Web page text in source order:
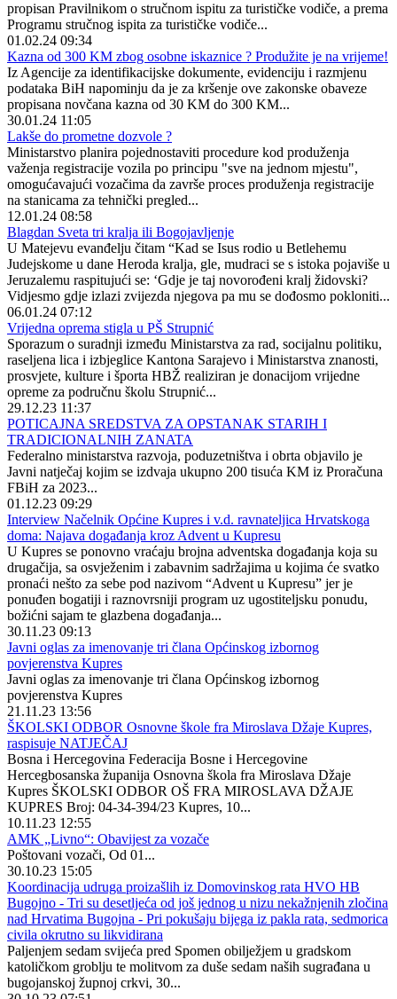
propisan Pravilnikom o stručnom ispitu za turističke vodiče, a prema
Programu stručnog ispita za turističke vodiče...
01.02.24 09:34
Kazna od 300 KM zbog osobne iskaznice ? Produžite je na vrijeme!
Iz Agencije za identifikacijske dokumente, evidenciju i razmjenu
podataka BiH napominju da je za kršenje ove zakonske obaveze
propisana novčana kazna od 30 KM do 300 KM...
30.01.24 11:05
Lakše do prometne dozvole ?
Ministarstvo planira pojednostaviti procedure kod produženja
važenja registracije vozila po principu "sve na jednom mjestu",
omogućavajući vozačima da završe proces produženja registracije
na stanicama za tehnički pregled...
12.01.24 08:58
Blagdan Sveta tri kralja ili Bogojavljenje
U Matejevu evanđelju čitam “Kad se Isus rodio u Betlehemu
Judejskome u dane Heroda kralja, gle, mudraci se s istoka pojaviše u
Jeruzalemu raspitujući se: ‘Gdje je taj novorođeni kralj židovski?
Vidjesmo gdje izlazi zvijezda njegova pa mu se dođosmo pokloniti...
06.01.24 07:12
Vrijedna oprema stigla u PŠ Strupnić
Sporazum o suradnji između Ministarstva za rad, socijalnu politiku,
raseljena lica i izbjeglice Kantona Sarajevo i Ministarstva znanosti,
prosvjete, kulture i športa HBŽ realiziran je donacijom vrijedne
opreme za područnu školu Strupnić...
29.12.23 11:37
POTICAJNA SREDSTVA ZA OPSTANAK STARIH I
TRADICIONALNIH ZANATA
Federalno ministarstva razvoja, poduzetništva i obrta objavilo je
Javni natječaj kojim se izdvaja ukupno 200 tisuća KM iz Proračuna
FBiH za 2023...
01.12.23 09:29
Interview Načelnik Općine Kupres i v.d. ravnateljica Hrvatskoga
doma: Najava događanja kroz Advent u Kupresu
U Kupres se ponovno vraćaju brojna adventska događanja koja su
drugačija, sa osvježenim i zabavnim sadržajima u kojima će svatko
pronaći nešto za sebe pod nazivom “Advent u Kupresu” jer je
ponuđen bogatiji i raznovrsniji program uz ugostiteljsku ponudu,
božićni sajam te glazbena događanja...
30.11.23 09:13
Javni oglas za imenovanje tri člana Općinskog izbornog
povjerenstva Kupres
Javni oglas za imenovanje tri člana Općinskog izbornog
povjerenstva Kupres
21.11.23 13:56
ŠKOLSKI ODBOR Osnovne škole fra Miroslava Džaje Kupres,
raspisuje NATJEČAJ
Bosna i Hercegovina Federacija Bosne i Hercegovine
Hercegbosanska županija Osnovna škola fra Miroslava Džaje
Kupres ŠKOLSKI ODBOR OŠ FRA MIROSLAVA DŽAJE
KUPRES Broj: 04-34-394/23 Kupres, 10...
10.11.23 12:55
AMK „Livno“: Obavijest za vozače
Poštovani vozači, Od 01...
30.10.23 15:05
Koordinacija udruga proizašlih iz Domovinskog rata HVO HB
Bugojno - Tri su desetljeća od još jednog u nizu nekažnjenih zločina
nad Hrvatima Bugojna - Pri pokušaju bijega iz pakla rata, sedmorica
civila okrutno su likvidirana
Paljenjem sedam svijeća pred Spomen obilježjem u gradskom
katoličkom groblju te molitvom za duše sedam naših sugrađana u
bugojanskoj župnoj crkvi, 30...